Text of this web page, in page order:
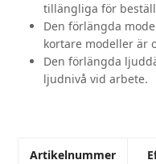
tillängliga för
Den förlängda
kortare modeller är
Den förlängda
ljudnivå vid arbete.
Artikelnummer